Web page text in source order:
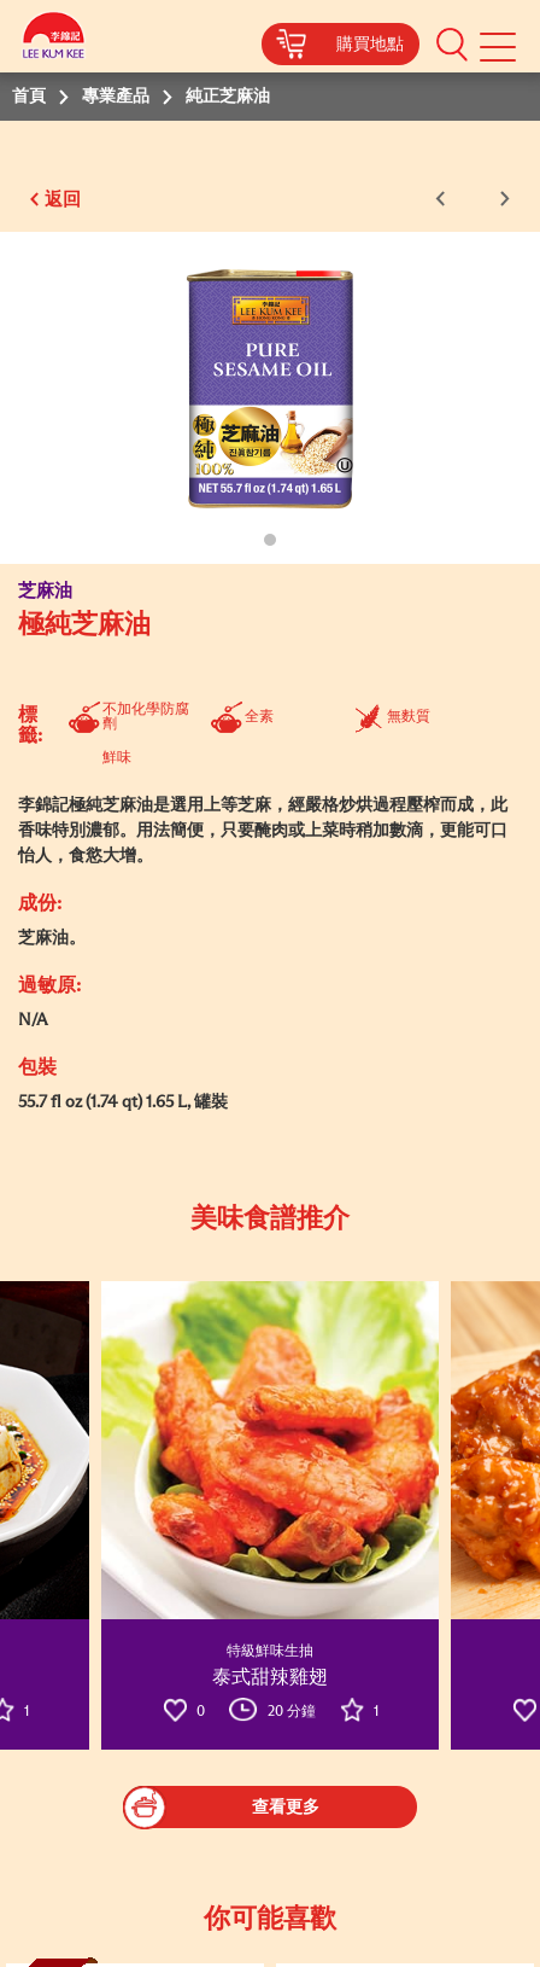
購買地點
Mobile
Menu
首頁
專業產品 純正芝麻油
返回
芝麻油
極純芝麻油
標
籤:
不加化學防腐
劑
全素 無麩質
鮮味
李錦記極純芝麻油是選用上等芝麻，經嚴格炒烘過程壓榨而成，此
香味特別濃郁。用法簡便，只要醃肉或上菜時稍加數滴，更能可口
怡人，食慾大增。
成份:
芝麻油。
過敏原:
N/A
包裝
55.7 fl oz (1.74 qt) 1.65 L, 罐裝
美味食譜推介
1
特級鮮味生抽
泰式甜辣雞翅
0 20 分鐘 1
查看更多
你可能喜歡